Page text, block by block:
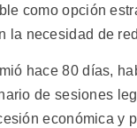
como opción
la necesidad de
hace 80 días,
de sesiones
económica y